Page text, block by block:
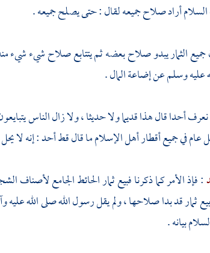
السلام أراد صلاح جميعه لقال : حتى يصلح جميعه .
الثمار يبدو صلاح بعضه ثم يتتابع صلاح شيء
عليه وسلم عن إضاعة المال .
أحدا قال هذا قديما ولا حديثا ، ولا زال الناس
في جميع أقطار أهل الإسلام ما قال قط أحد : إنه لا
: فإذ الأمر كما ذكرنا فبيع ثمار الحائط الجامع
ثمار قد بدا صلاحها ، ولم يقل رسول الله صلى الله
بيانه .